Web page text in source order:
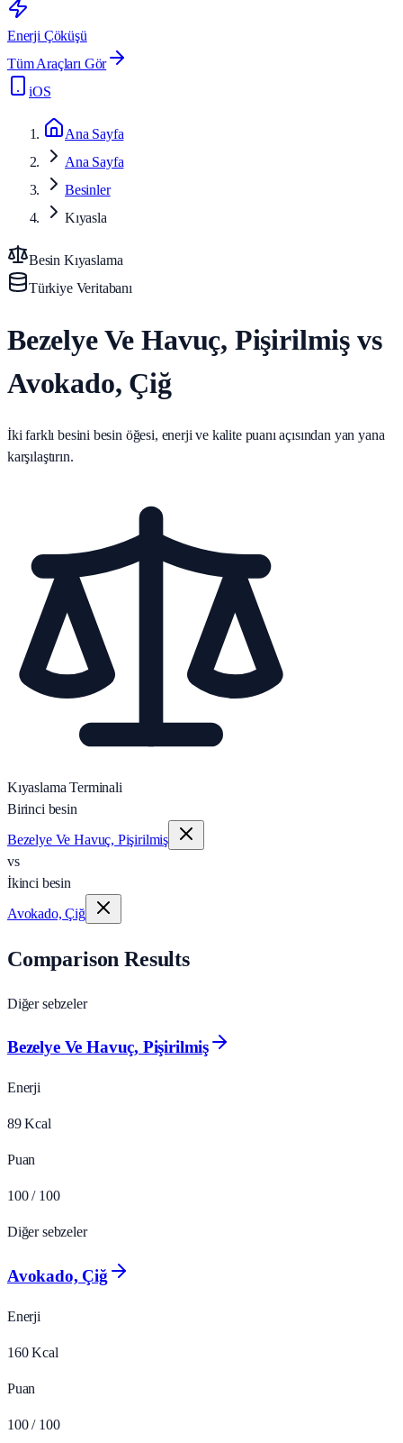
Enerji Çöküşü
Tüm Araçları Gör
iOS
Ana Sayfa
Ana Sayfa
Besinler
Kıyasla
Besin Kıyaslama
Türkiye Veritabanı
Bezelye Ve Havuç, Pişirilmiş vs
Avokado, Çiğ
İki farklı besini besin öğesi, enerji ve kalite puanı açısından yan yana
karşılaştırın.
Kıyaslama Terminali
Birinci besin
Bezelye Ve Havuç, Pişirilmiş
vs
İkinci besin
Avokado, Çiğ
Comparison Results
Diğer sebzeler
Bezelye Ve Havuç, Pişirilmiş
Enerji
89 Kcal
Puan
100 / 100
Diğer sebzeler
Avokado, Çiğ
Enerji
160 Kcal
Puan
100 / 100